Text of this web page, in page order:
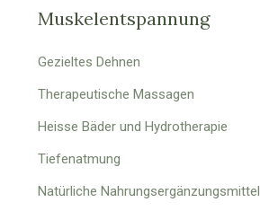
Muskelentspannung
Gezieltes Dehnen
Therapeutische Massagen
Heisse Bäder und Hydrotherapie
Tiefenatmung
Natürliche Nahrungsergänzungsmittel